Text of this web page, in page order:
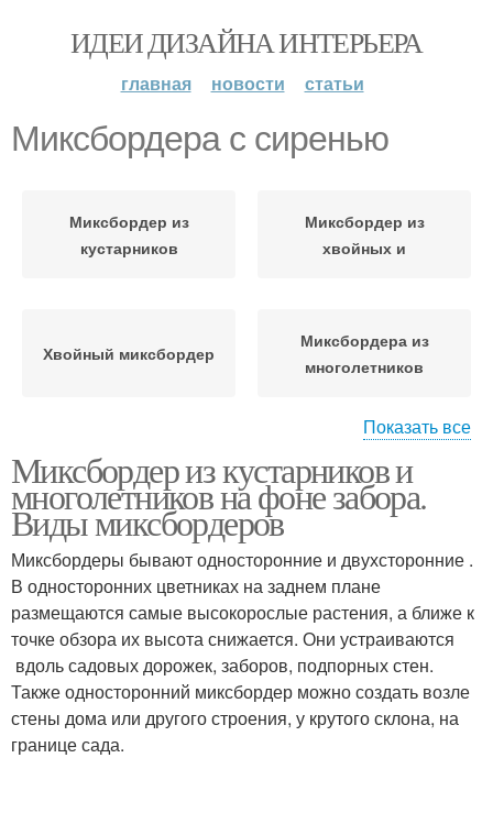
ИДЕИ ДИЗАЙНА ИНТЕРЬЕРА
главная новости статьи
Миксбордера с сиренью
Миксбордер из
кустарников
Миксбордер из
хвойных и
Хвойный миксбордер
Миксбордера из
многолетников
Миксбордер с пионами
многолетников
Показать все
Миксбордер из кустарников и
многолетников на фоне забора.
Виды миксбордеров
Миксбордеры бывают односторонние и двухсторонние .
В односторонних цветниках на заднем плане
размещаются самые высокорослые растения, а ближе к
точке обзора их высота снижается. Они устраиваются
вдоль садовых дорожек, заборов, подпорных стен.
Также односторонний миксбордер можно создать возле
стены дома или другого строения, у крутого склона, на
границе сада.